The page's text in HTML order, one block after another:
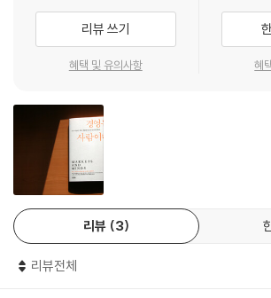
기업은 왜 존재하는가. 어렵고 절박한 생존 조건을
이유가 어떤 기업에게는 ‘이윤 극대화’일 수 있다.
만 이윤 추구만으로 기업과 비즈니스의 의미를 진
능한 가치로 보기에는 무리가 있다. 오래도록 번성
은 경영성과를 내는 데 몰두해야 하지만, 진정으로
방향을 추구하는 기업이 실제로 훨씬 큰 성과를 낸다.
존 매키의 홀푸드마켓은 물론이고 세계 최초 제약
같은 사실의 대표적 증거이다. 머크는 2차 세계대전
로 대량생산해 부상 군인을 위한 치료제로 상품화시
퇴임을 앞둔 그가 “의약품은 환자를 위한 것이지 결
라는 사실을 잊지 않기 위해서 우리는 부단히 노력
만 제대로 기억한다면, 이윤은 저절로 따라온다.
“기업의 존재 이유에서 시작하여 기업과 인간이라
읽으며, 늘 대하던 기업과 그 속에서의 하루하루를
기가 되었다. 살아 있는 기업, 깨어 있는 자본주의는
싶은 책이다.”
박용만 _두산그룹 회장, 대한상공회의소 회장
“오래전 한 젊은이에게 정신이 번쩍 들라고 얼음물
이제 그가 값진 선물을 한아름 안고 돌아온 느낌이
인간미가 적절히 녹아 흘러 잔잔한 공감을 일으킨
역정의 구비구비마다 그가 보인 용기, 헌신과 노력
김병주_서강대학교 명예교수
리뷰 쓰기
혜택 및 유의사항 혜
리뷰 3
리뷰전체